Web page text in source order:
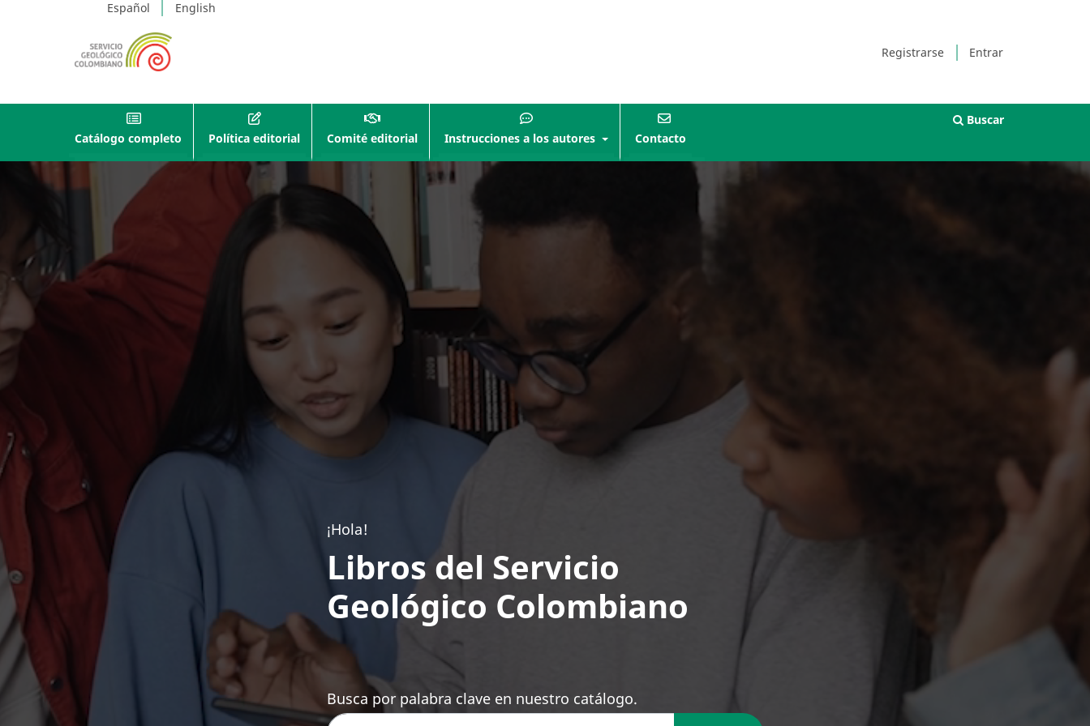
Español English
Registrarse Entrar
Catálogo completo Política editorial Comité editorial Instrucciones a los autores Contacto
Buscar
¡Hola!
Libros del Servicio
Geológico Colombiano
Busca por palabra clave en nuestro catálogo.